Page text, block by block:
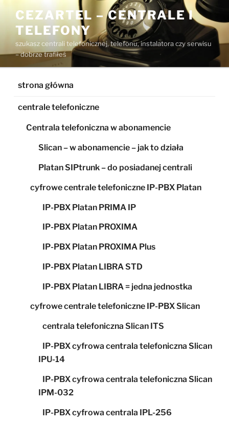
treści
CEZARTEL – CENTRALE I
TELEFONY
szukasz centrali telefonicznej, telefonu, instalatora czy serwisu
– dobrze trafiłeś
strona główna
centrale telefoniczne
Centrala telefoniczna w abonamencie
Slican – w abonamencie – jak to działa
Platan SIPtrunk – do posiadanej centrali
cyfrowe centrale telefoniczne IP-PBX Platan
IP-PBX Platan PRIMA IP
IP-PBX Platan PROXIMA
IP-PBX Platan PROXIMA Plus
IP-PBX Platan LIBRA STD
IP-PBX Platan LIBRA = jedna jednostka
cyfrowe centrale telefoniczne IP-PBX Slican
centrala telefoniczna Slican ITS
IP-PBX cyfrowa centrala telefoniczna Slican
IPU-14
IP-PBX cyfrowa centrala telefoniczna Slican
IPM-032
IP-PBX cyfrowa centrala IPL-256